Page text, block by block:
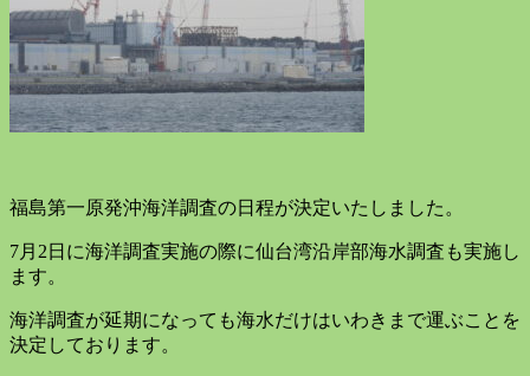
福島第一原発沖海洋調査の日程が決定いたしました。
7月2日に海洋調査実施の際に仙台湾沿岸部海水調査も実施し
ます。
海洋調査が延期になっても海水だけはいわきまで運ぶことを
決定しております。